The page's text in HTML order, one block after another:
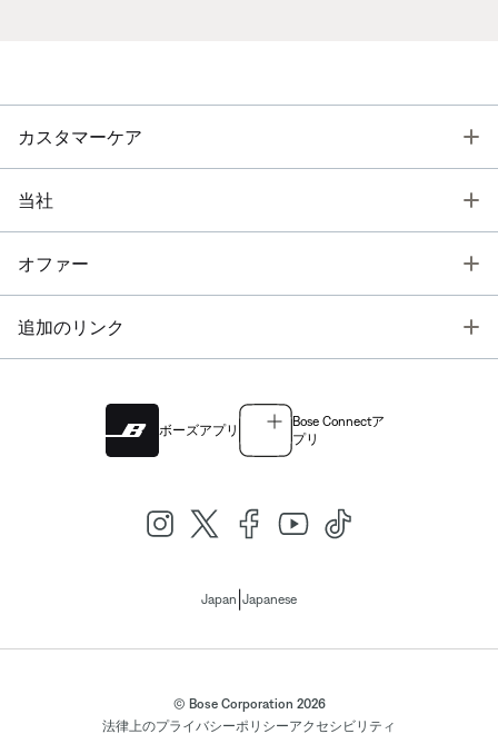
カスタマーケア
当社
オファー
追加のリンク
ボーズアプリ
Bose Connectア
プリ
Japan Japanese
© Bose Corporation 2026
法律上のプライバシーポリシーアクセシビリティ